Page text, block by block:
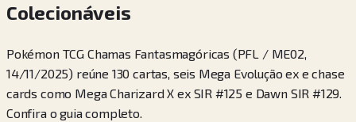
Colecionáveis
Pokémon TCG Chamas Fantasmagóricas (PFL / ME02,
14/11/2025) reúne 130 cartas, seis Mega Evolução ex e chase
cards como Mega Charizard X ex SIR #125 e Dawn SIR #129.
Confira o guia completo.